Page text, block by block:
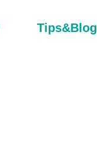
Tips&Blog